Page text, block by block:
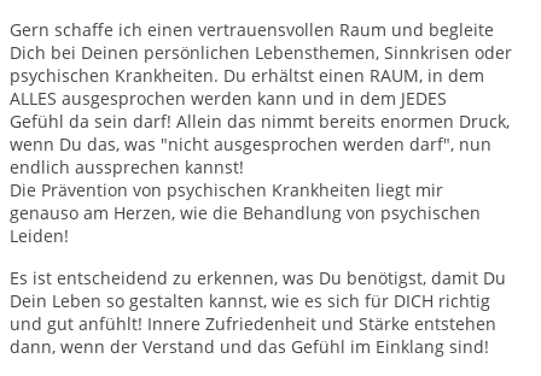
Gern schaffe ich einen vertrauensvollen Raum und begleite
Dich bei Deinen persönlichen Lebensthemen, Sinnkrisen oder
psychischen Krankheiten. Du erhältst einen RAUM, in dem
ALLES ausgesprochen werden kann und in dem JEDES
Gefühl da sein darf! Allein das nimmt bereits enormen Druck,
wenn Du das, was "nicht ausgesprochen werden darf", nun
endlich aussprechen kannst!
Die Prävention von psychischen Krankheiten liegt mir
genauso am Herzen, wie die Behandlung von psychischen
Leiden!
Es ist entscheidend zu erkennen, was Du benötigst, damit Du
Dein Leben so gestalten kannst, wie es sich für DICH richtig
und gut anfühlt! Innere Zufriedenheit und Stärke entstehen
dann, wenn der Verstand und das Gefühl im Einklang sind!